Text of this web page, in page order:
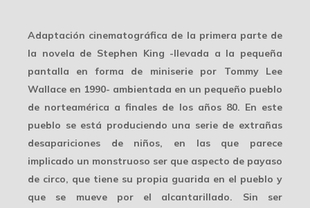
Adaptación cinematográfica de la primera parte de
la novela de Stephen King -llevada a la pequeña
pantalla en forma de miniserie por Tommy Lee
Wallace en 1990- ambientada en un pequeño pueblo
de norteamérica a finales de los años 80. En este
pueblo se está produciendo una serie de extrañas
desapariciones de niños, en las que parece
implicado un monstruoso ser que aspecto de payaso
de circo, que tiene su propia guarida en el pueblo y
que se mueve por el alcantarillado. Sin ser